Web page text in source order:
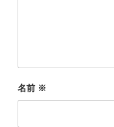
名前 ※